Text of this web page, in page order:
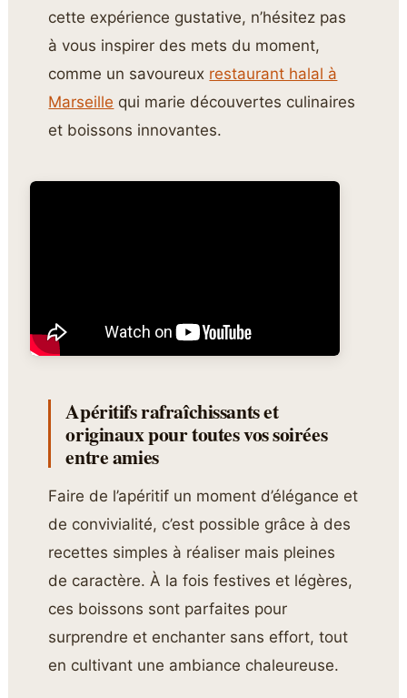
cette expérience gustative, n’hésitez pas
à vous inspirer des mets du moment,
comme un savoureux restaurant halal à
Marseille qui marie découvertes culinaires
et boissons innovantes.
Apéritifs rafraîchissants et
originaux pour toutes vos soirées
entre amies
Faire de l’apéritif un moment d’élégance et
de convivialité, c’est possible grâce à des
recettes simples à réaliser mais pleines
de caractère. À la fois festives et légères,
ces boissons sont parfaites pour
surprendre et enchanter sans effort, tout
en cultivant une ambiance chaleureuse.